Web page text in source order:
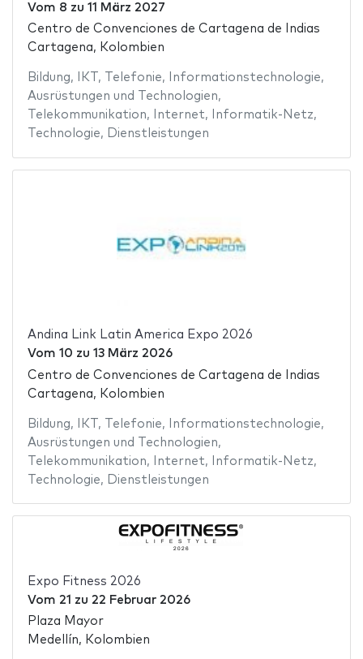
Vom 8 zu 11 März 2027
Centro de Convenciones de Cartagena de Indias
Cartagena, Kolombien
Bildung, IKT , Telefonie, Informationstechnologie,
Ausrüstungen und Technologien,
Telekommunikation, Internet, Informatik-Netz,
Technologie, Dienstleistungen
Andina Link Latin America Expo 2026
Vom 10 zu 13 März 2026
Centro de Convenciones de Cartagena de Indias
Cartagena, Kolombien
Bildung, IKT , Telefonie, Informationstechnologie,
Ausrüstungen und Technologien,
Telekommunikation, Internet, Informatik-Netz,
Technologie, Dienstleistungen
Expo Fitness 2026
Vom 21 zu 22 Februar 2026
Plaza Mayor
Medellín, Kolombien